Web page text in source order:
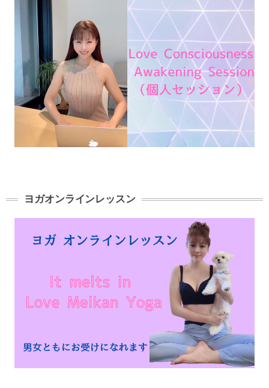
ヨガオンラインレッスン